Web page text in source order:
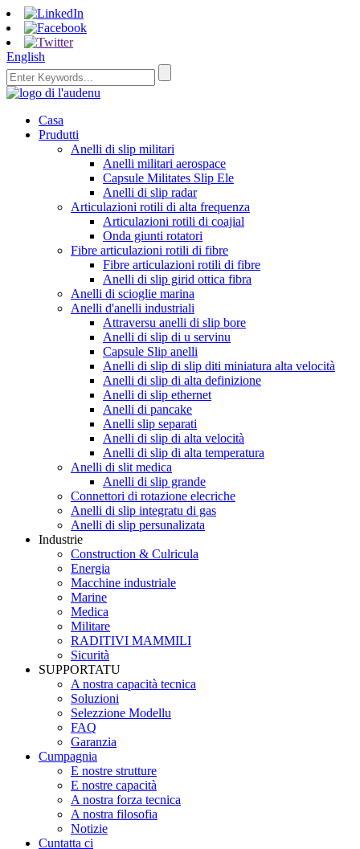
English
Casa
Prudutti
Anelli di slip militari
Anelli militari aerospace
Capsule Militates Slip Ele
Anelli di slip radar
Articulazioni rotili di alta frequenza
Articulazioni rotili di coajial
Onda giunti rotatori
Fibre articulazioni rotili di fibre
Fibre articulazioni rotili di fibre
Anelli di slip girid ottica fibra
Anelli di scioglie marina
Anelli d'anelli industriali
Attraversu anelli di slip bore
Anelli di slip di u servinu
Capsule Slip anelli
Anelli di slip di slip diti miniatura alta velocità
Anelli di slip di alta definizione
Anelli di slip ethernet
Anelli di pancake
Anelli slip separati
Anelli di slip di alta velocità
Anelli di slip di alta temperatura
Anelli di slit medica
Anelli di slip grande
Connettori di rotazione elecriche
Anelli di slip integratu di gas
Anelli di slip persunalizata
Industrie
Construction & Culricula
Energia
Macchine industriale
Marine
Medica
Militare
RADITIVI MAMMILI
Sicurità
SUPPORTATU
A nostra capacità tecnica
Soluzioni
Selezzione Modellu
FAQ
Garanzia
Cumpagnia
E nostre strutture
E nostre capacità
A nostra forza tecnica
A nostra filosofia
Notizie
Cuntatta ci